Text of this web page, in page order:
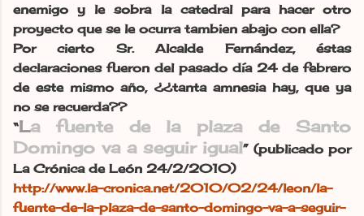
enemigo y le sobra la catedral para hacer otro
proyecto que se le ocurra tambien abajo con ella?
Por cierto Sr. Alcalde Fernández, éstas
declaraciones fueron del pasado día 24 de febrero
de este mismo año, ¿¿tanta amnesia hay, que ya
no se recuerda??
“La fuente de la plaza de Santo
Domingo va a seguir igual” (publicado por
La Crónica de León 24/2/2010)
http://www.la-cronica.net/2010/02/24/leon/la-
fuente-de-la-plaza-de-santo-domingo-va-a-seguir-